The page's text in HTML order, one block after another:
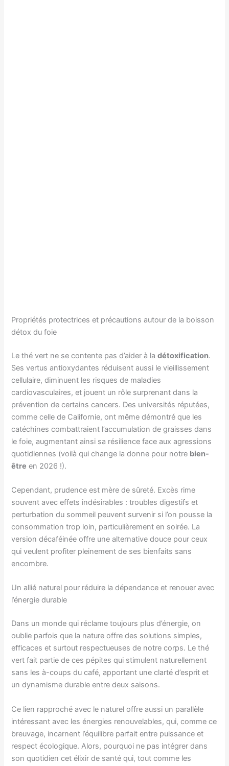
Propriétés protectrices et précautions autour de la boisson
détox du foie
Le thé vert ne se contente pas d’aider à ladétoxification.
Ses vertus antioxydantes réduisent aussi le vieillissement
cellulaire, diminuent les risques de maladies
cardiovasculaires, et jouent un rôle surprenant dans la
prévention de certains cancers. Des universités réputées,
comme celle de Californie, ont même démontré que les
catéchines combattraient l’accumulation de graisses dans
le foie, augmentant ainsi sa résilience face aux agressions
quotidiennes (voilà qui change la donne pour notre bien-
être en 2026 !).
Cependant, prudence est mère de sûreté. Excès rime
souvent avec effets indésirables : troubles digestifs et
perturbation du sommeil peuvent survenir si l’on pousse la
consommation trop loin, particulièrement en soirée. La
version décaféinée offre une alternative douce pour ceux
qui veulent profiter pleinement de ses bienfaits sans
encombre.
Un allié naturel pour réduire la dépendance et renouer avec
l’énergie durable
Dans un monde qui réclame toujours plus d’énergie, on
oublie parfois que la nature offre des solutions simples,
efficaces et surtout respectueuses de notre corps. Le thé
vert fait partie de ces pépites qui stimulent naturellement
sans les à-coups du café, apportant une clarté d’esprit et
un dynamisme durable entre deux saisons.
Ce lien rapproché avec le naturel offre aussi un parallèle
intéressant avec les énergies renouvelables, qui, comme ce
breuvage, incarnent l’équilibre parfait entre puissance et
respect écologique. Alors, pourquoi ne pas intégrer dans
son quotidien cet élixir de santé qui, tout comme les